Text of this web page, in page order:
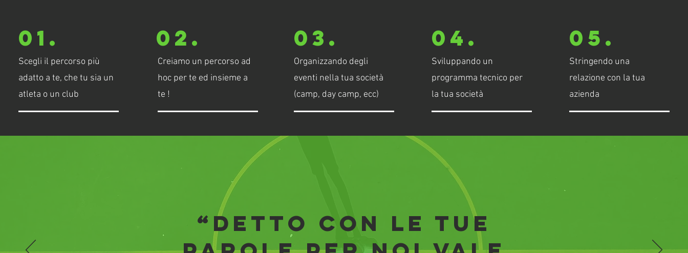
01.
Scegli il percorso più
adatto a te, che tu sia un
atleta o un club
02.
Creiamo un percorso ad
hoc per te ed insieme a
te !
03.
Organizzando degli
eventi nella tua società
(camp, day camp, ecc)
04.
Sviluppando un
programma tecnico per
la tua società
05.
Stringendo una
relazione con la tua
azienda
“detto con le tue